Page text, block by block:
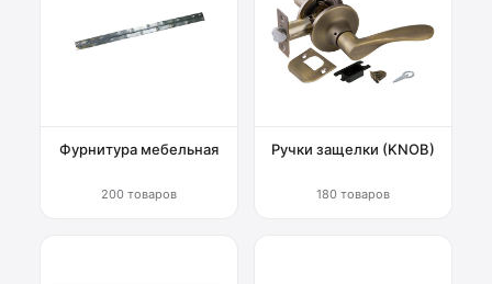
Фурнитура мебельная
200 товаров
Ручки защелки (KNOB)
180 товаров